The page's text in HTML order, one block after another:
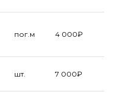
пог.м 4 000₽
шт. 7 000₽